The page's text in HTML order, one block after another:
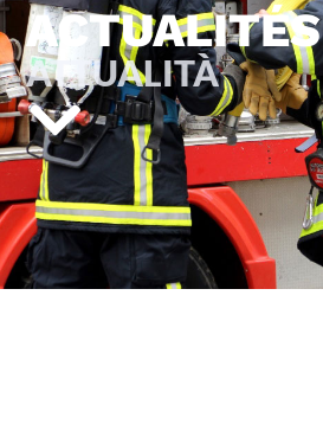
ACTUALITÉS
ATTUALITÀ